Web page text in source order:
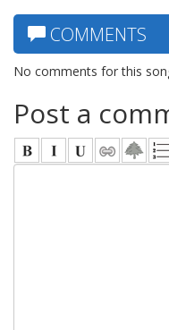
COMMENTS
No comments for this
Post a